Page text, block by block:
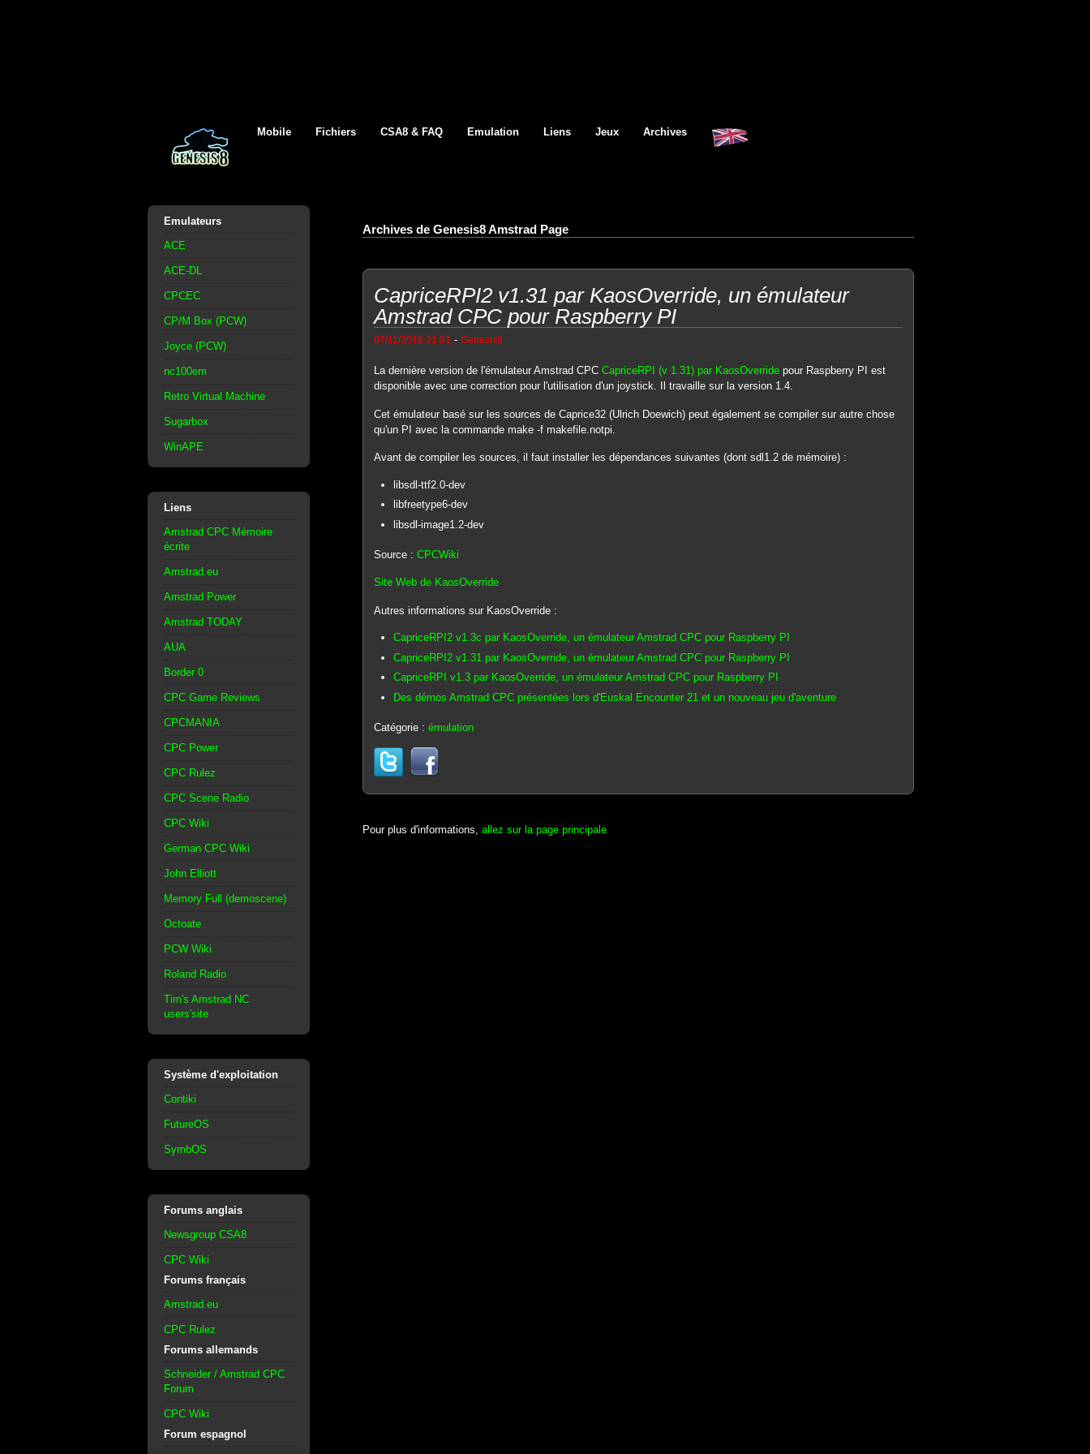
Mobile Fichiers CSA8 & FAQ Emulation Liens Jeux Archives
Emulateurs
ACE
ACE-DL
CPCEC
CP/M Box (PCW)
Joyce (PCW)
nc100em
Retro Virtual Machine
Sugarbox
WinAPE
Liens
Amstrad CPC Mémoire
écrite
Amstrad.eu
Amstrad Power
Amstrad TODAY
AUA
Border 0
CPC Game Reviews
CPCMANIA
CPC Power
CPC Rulez
CPC Scene Radio
CPC Wiki
German CPC Wiki
John Elliott
Memory Full (demoscene)
Octoate
PCW Wiki
Roland Radio
Tim's Amstrad NC
users'site
Système d'exploitation
Contiki
FutureOS
SymbOS
Forums anglais
Newsgroup CSA8
CPC Wiki
Forums français
Amstrad.eu
CPC Rulez
Forums allemands
Schneider / Amstrad CPC
Forum
CPC Wiki
Forum espagnol
Archives de Genesis8 Amstrad Page
CapriceRPI2 v1.31 par KaosOverride, un émulateur
Amstrad CPC pour Raspberry PI
07/11/2016 21:01 - Genesis8
La dernière version de l'émulateur Amstrad CPC CapriceRPI (v 1.31) par KaosOverridepour Raspberry PI est
disponible avec une correction pour l'utilisation d'un joystick. Il travaille sur la version 1.4.
Cet émulateur basé sur les sources de Caprice32 (Ulrich Doewich) peut également se compiler sur autre chose
qu'un PI avec la commande make -f makefile.notpi.
Avant de compiler les sources, il faut installer les dépendances suivantes (dont sdl1.2 de mémoire) :
libsdl-ttf2.0-dev
libfreetype6-dev
libsdl-image1.2-dev
Source : CPCWiki
Site Web de KaosOverride
Autres informations sur KaosOverride :
CapriceRPI2 v1.3c par KaosOverride, un émulateur Amstrad CPC pour Raspberry PI
CapriceRPI2 v1.31 par KaosOverride, un émulateur Amstrad CPC pour Raspberry PI
CapriceRPI v1.3 par KaosOverride, un émulateur Amstrad CPC pour Raspberry PI
Des démos Amstrad CPC présentées lors d'Euskal Encounter 21 et un nouveau jeu d'aventure
Catégorie : émulation
Pour plus d'informations, allez sur la page principale